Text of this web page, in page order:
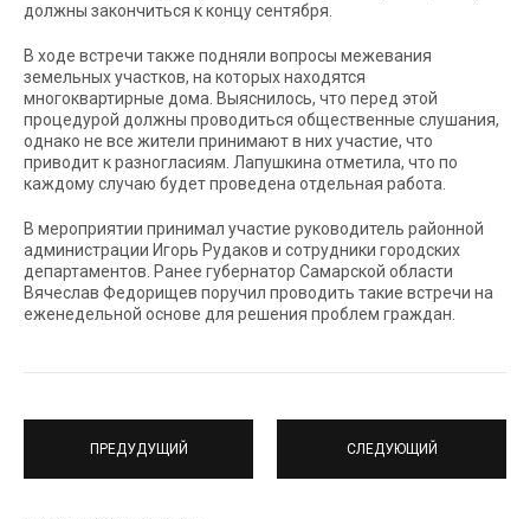
должны закончиться к концу сентября.
В ходе встречи также подняли вопросы межевания
земельных участков, на которых находятся
многоквартирные дома. Выяснилось, что перед этой
процедурой должны проводиться общественные слушания,
однако не все жители принимают в них участие, что
приводит к разногласиям. Лапушкина отметила, что по
каждому случаю будет проведена отдельная работа.
В мероприятии принимал участие руководитель районной
администрации Игорь Рудаков и сотрудники городских
департаментов. Ранее губернатор Самарской области
Вячеслав Федорищев поручил проводить такие встречи на
еженедельной основе для решения проблем граждан.
ПРЕДУДУЩИЙ СЛЕДУЮЩИЙ